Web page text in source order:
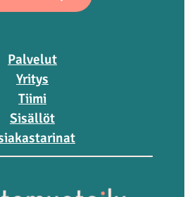
Palvelut
Yritys
Tiimi
Sisällöt